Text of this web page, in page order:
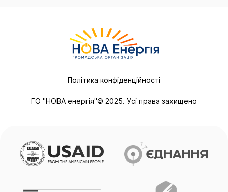
ГО "НОВА енергія"© 2025. Усі права захищено
Політика конфіденційності